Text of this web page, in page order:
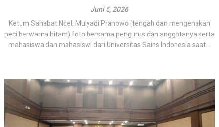
Juni 5, 2026
Ketum Sahabat Noel, Mulyadi Pranowo (tengah dan mengenakan
peci berwarna hitam) foto bersama pengurus dan anggotanya serta
mahasiswa dan mahasiswi dari Universitas Sains Indonesia saat...